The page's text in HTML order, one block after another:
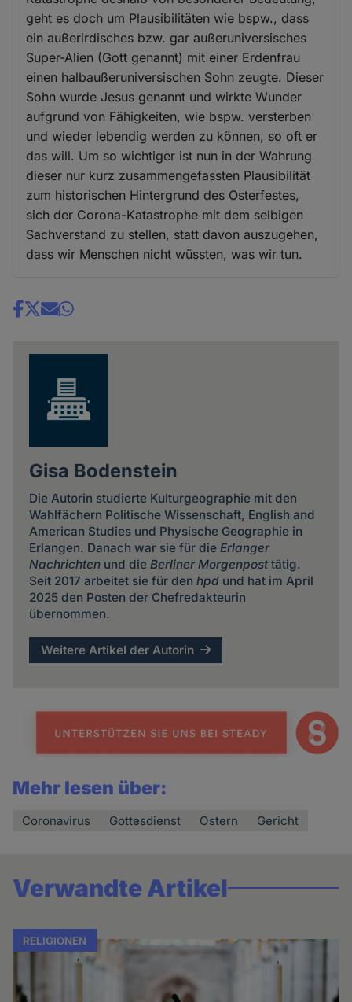
geht es doch um Plausibilitäten wie bspw., dass
ein außerirdisches bzw. gar außeruniversisches
Super-Alien (Gott genannt) mit einer Erdenfrau
einen halbaußeruniversischen Sohn zeugte. Dieser
Sohn wurde Jesus genannt und wirkte Wunder
aufgrund von Fähigkeiten, wie bspw. versterben
und wieder lebendig werden zu können, so oft er
das will. Um so wichtiger ist nun in der Wahrung
dieser nur kurz zusammengefassten Plausibilität
zum historischen Hintergrund des Osterfestes,
sich der Corona-Katastrophe mit dem selbigen
Sachverstand zu stellen, statt davon auszugehen,
dass wir Menschen nicht wüssten, was wir tun.
Share
Gisa Bodenstein
Die Autorin studierte Kulturgeographie mit den
Wahlfächern Politische Wissenschaft, English and
American Studies und Physische Geographie in
Erlangen. Danach war sie für die Erlanger
Nachrichtenund die Berliner Morgenposttätig.
Seit 2017 arbeitet sie für den hpdund hat im April
2025 den Posten der Chefredakteurin
übernommen.
Weitere Artikel der Autorin
Mehr lesen über:
Coronavirus Gottesdienst Ostern Gericht
Verwandte Artikel
RELIGIONEN